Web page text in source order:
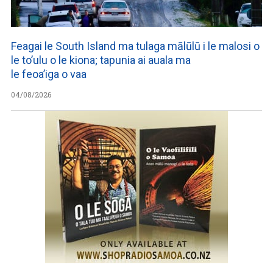
Feagai le South Island ma tulaga mālūlū i le malosi o
le to’ulu o le kiona; tapunia ai auala ma
le feoa’iga o vaa
04/08/2026